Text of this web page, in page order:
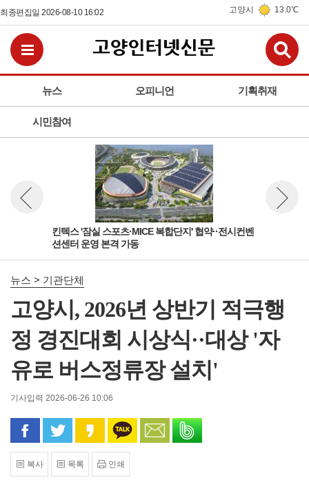
최종편집일 2026-08-10 16:02 고양시 13.0℃
뉴스 오피니언 기획취재
시민참여
전체메뉴보기
킨텍스 '잠실 스포츠·MICE 복합단지' 협약··전시컨벤
션센터 운영 본격 가동
뉴스 이전보기
뉴스 > 기관단체
고양시, 2026년 상반기 적극행
정 경진대회 시상식··대상 '자
유로 버스정류장 설치'
기사입력 2026-06-26 10:06
페이스북으로 공유
트위터로 공유카카오 스토리로 공유
카카오톡으로 공유
문자로 공유
복사 목록 인쇄